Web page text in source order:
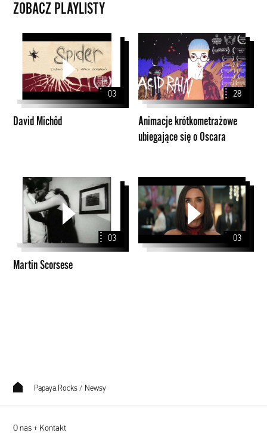
ZOBACZ PLAYLISTY
David
Michôd
03
David Michôd
Animacje
krótkometrażowe
ubiegające
się
o
Oscara
28
Animacje krótkometrażowe
ubiegające się o Oscara
Martin
Scorsese
03
Martin Scorsese
03
Papaya.Rocks / Newsy
O nas + Kontakt